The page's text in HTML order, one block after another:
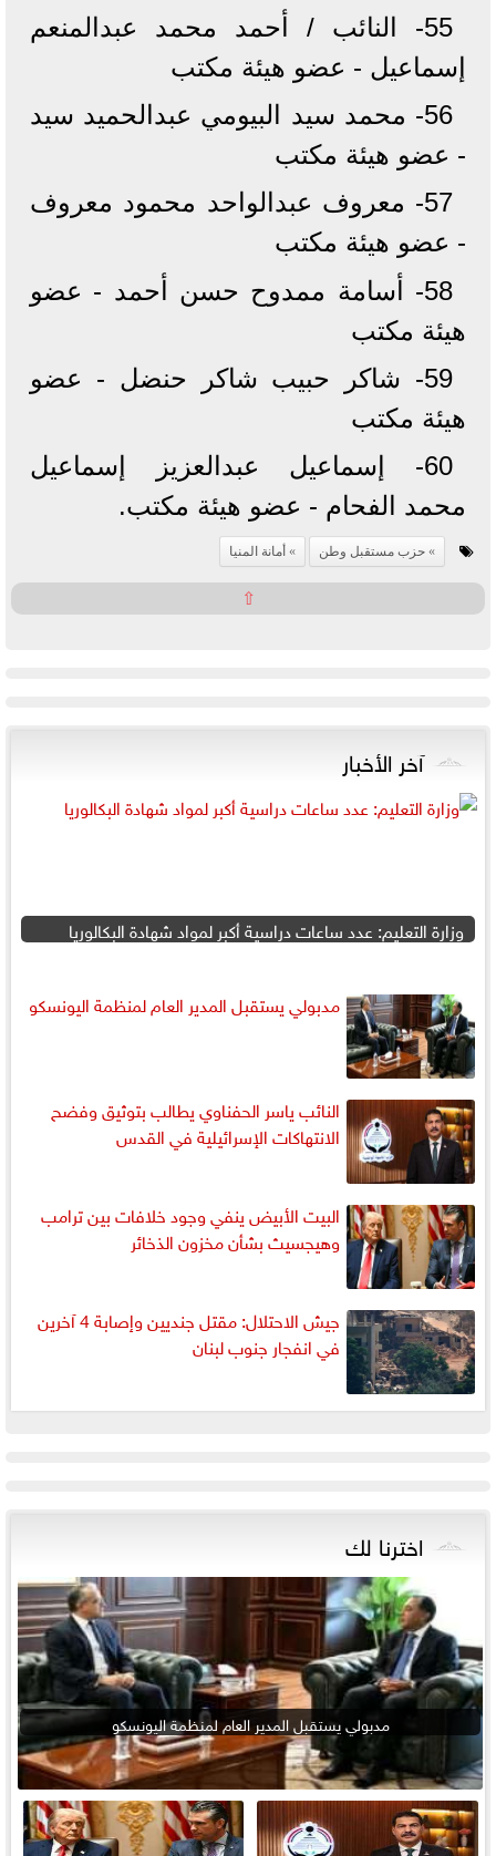
55- النائب / أحمد محمد عبدالمنعم
إسماعيل - عضو هيئة مكتب
56- محمد سيد البيومي عبدالحميد سيد
- عضو هيئة مكتب
57- معروف عبدالواحد محمود معروف
- عضو هيئة مكتب
58- أسامة ممدوح حسن أحمد - عضو
هيئة مكتب
59- شاكر حبيب شاكر حنضل - عضو
هيئة مكتب
60- إسماعيل عبدالعزيز إسماعيل
محمد الفحام - عضو هيئة مكتب.
حزب مستقبل وطن أمانة المنيا
⇧
آخر الأخبار
وزارة التعليم: عدد ساعات دراسية أكبر لمواد شهادة البكالوريا
مدبولي يستقبل المدير العام لمنظمة اليونسكو
النائب ياسر الحفناوي يطالب بتوثيق وفضح
الانتهاكات الإسرائيلية في القدس
البيت الأبيض ينفي وجود خلافات بين ترامب
وهيجسيث بشأن مخزون الذخائر
جيش الاحتلال: مقتل جنديين وإصابة 4 آخرين
في انفجار جنوب لبنان
اخترنا لك
مدبولي يستقبل المدير العام لمنظمة اليونسكو